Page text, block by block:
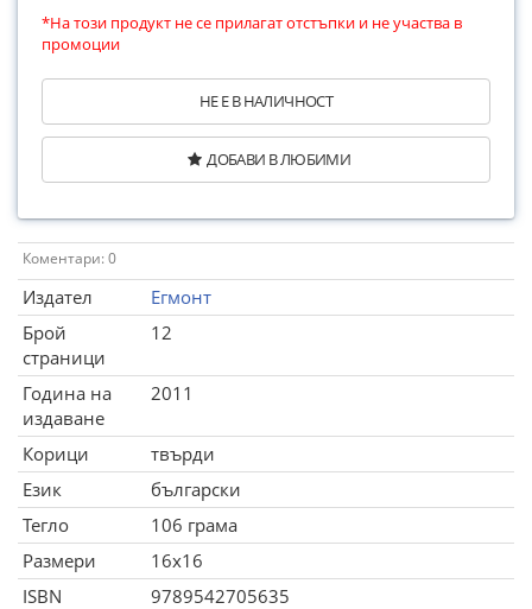
*На този продукт не се прилагат отстъпки и не участва в
промоции
НЕ Е В НАЛИЧНОСТ
ДОБАВИ В ЛЮБИМИ
Коментари: 0
Издател
Егмонт
Брой
страници
12
Година на
издаване
2011
Корици
твърди
Език
български
Тегло
106 грама
Размери
16x16
ISBN
9789542705635